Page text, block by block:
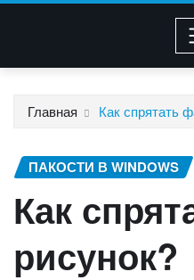
Главная Как спрятать
ПАКОСТИ В WINDOWS
Как
рисунок?